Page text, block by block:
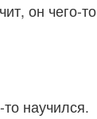
он чего-то
научился.